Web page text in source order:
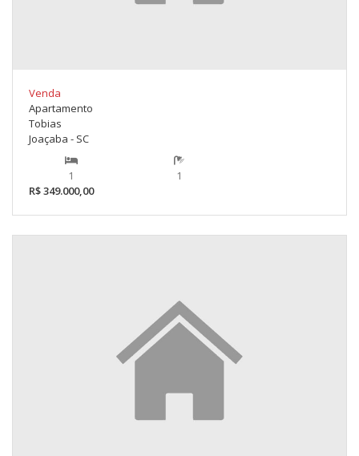
Venda
Apartamento
Tobias
Joaçaba - SC
1
1
R$ 349.000,00